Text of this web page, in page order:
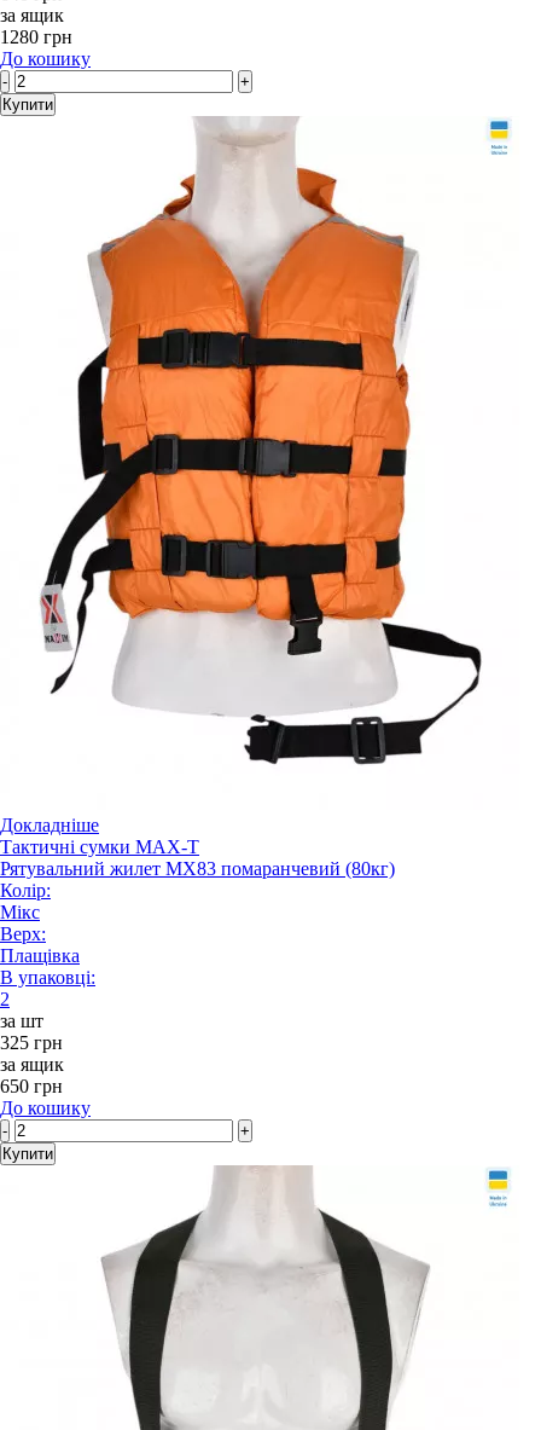
за ящик
1280 грн
До кошику
-
+
Купити
Докладніше
Тактичні сумки MAX-T
Рятувальний жилет MX83 помаранчевий (80кг)
Колір:
Мікс
Верх:
Плащівка
В упаковці:
2
за шт
325 грн
за ящик
650 грн
До кошику
-
+
Купити